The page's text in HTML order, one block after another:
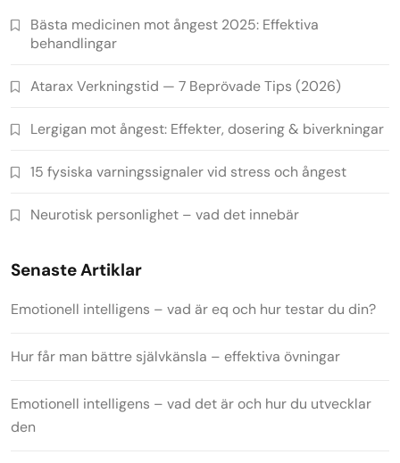
Bästa medicinen mot ångest 2025: Effektiva
behandlingar
Atarax Verkningstid — 7 Beprövade Tips (2026)
Lergigan mot ångest: Effekter, dosering & biverkningar
15 fysiska varningssignaler vid stress och ångest
Neurotisk personlighet – vad det innebär
Senaste Artiklar
Emotionell intelligens – vad är eq och hur testar du din?
Hur får man bättre självkänsla – effektiva övningar
Emotionell intelligens – vad det är och hur du utvecklar
den